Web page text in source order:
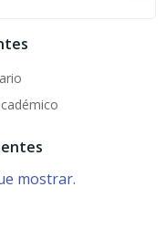
mostrar.